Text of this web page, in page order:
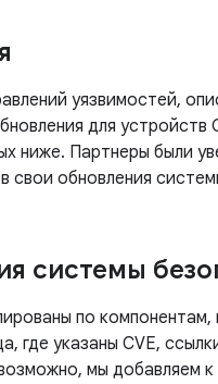
уязвимостей,
для
ниже. Партнеры были
свои обновления
системы
по
где указаны CVE,
мы добавляем